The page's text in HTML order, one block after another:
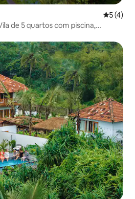
5 de
5 (4)
de 5 quartos com piscina,